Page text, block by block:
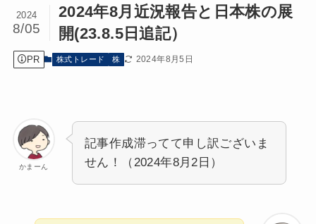
2024年8月近況報告と日本株の展
開(23.8.5日追記）
2024
8/05
PR 株式トレード 株 2024年8月5日
かまーん
記事作成滞ってて申し訳ございま
せん！（2024年8月2日）